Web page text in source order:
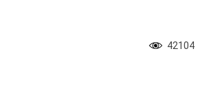
42104